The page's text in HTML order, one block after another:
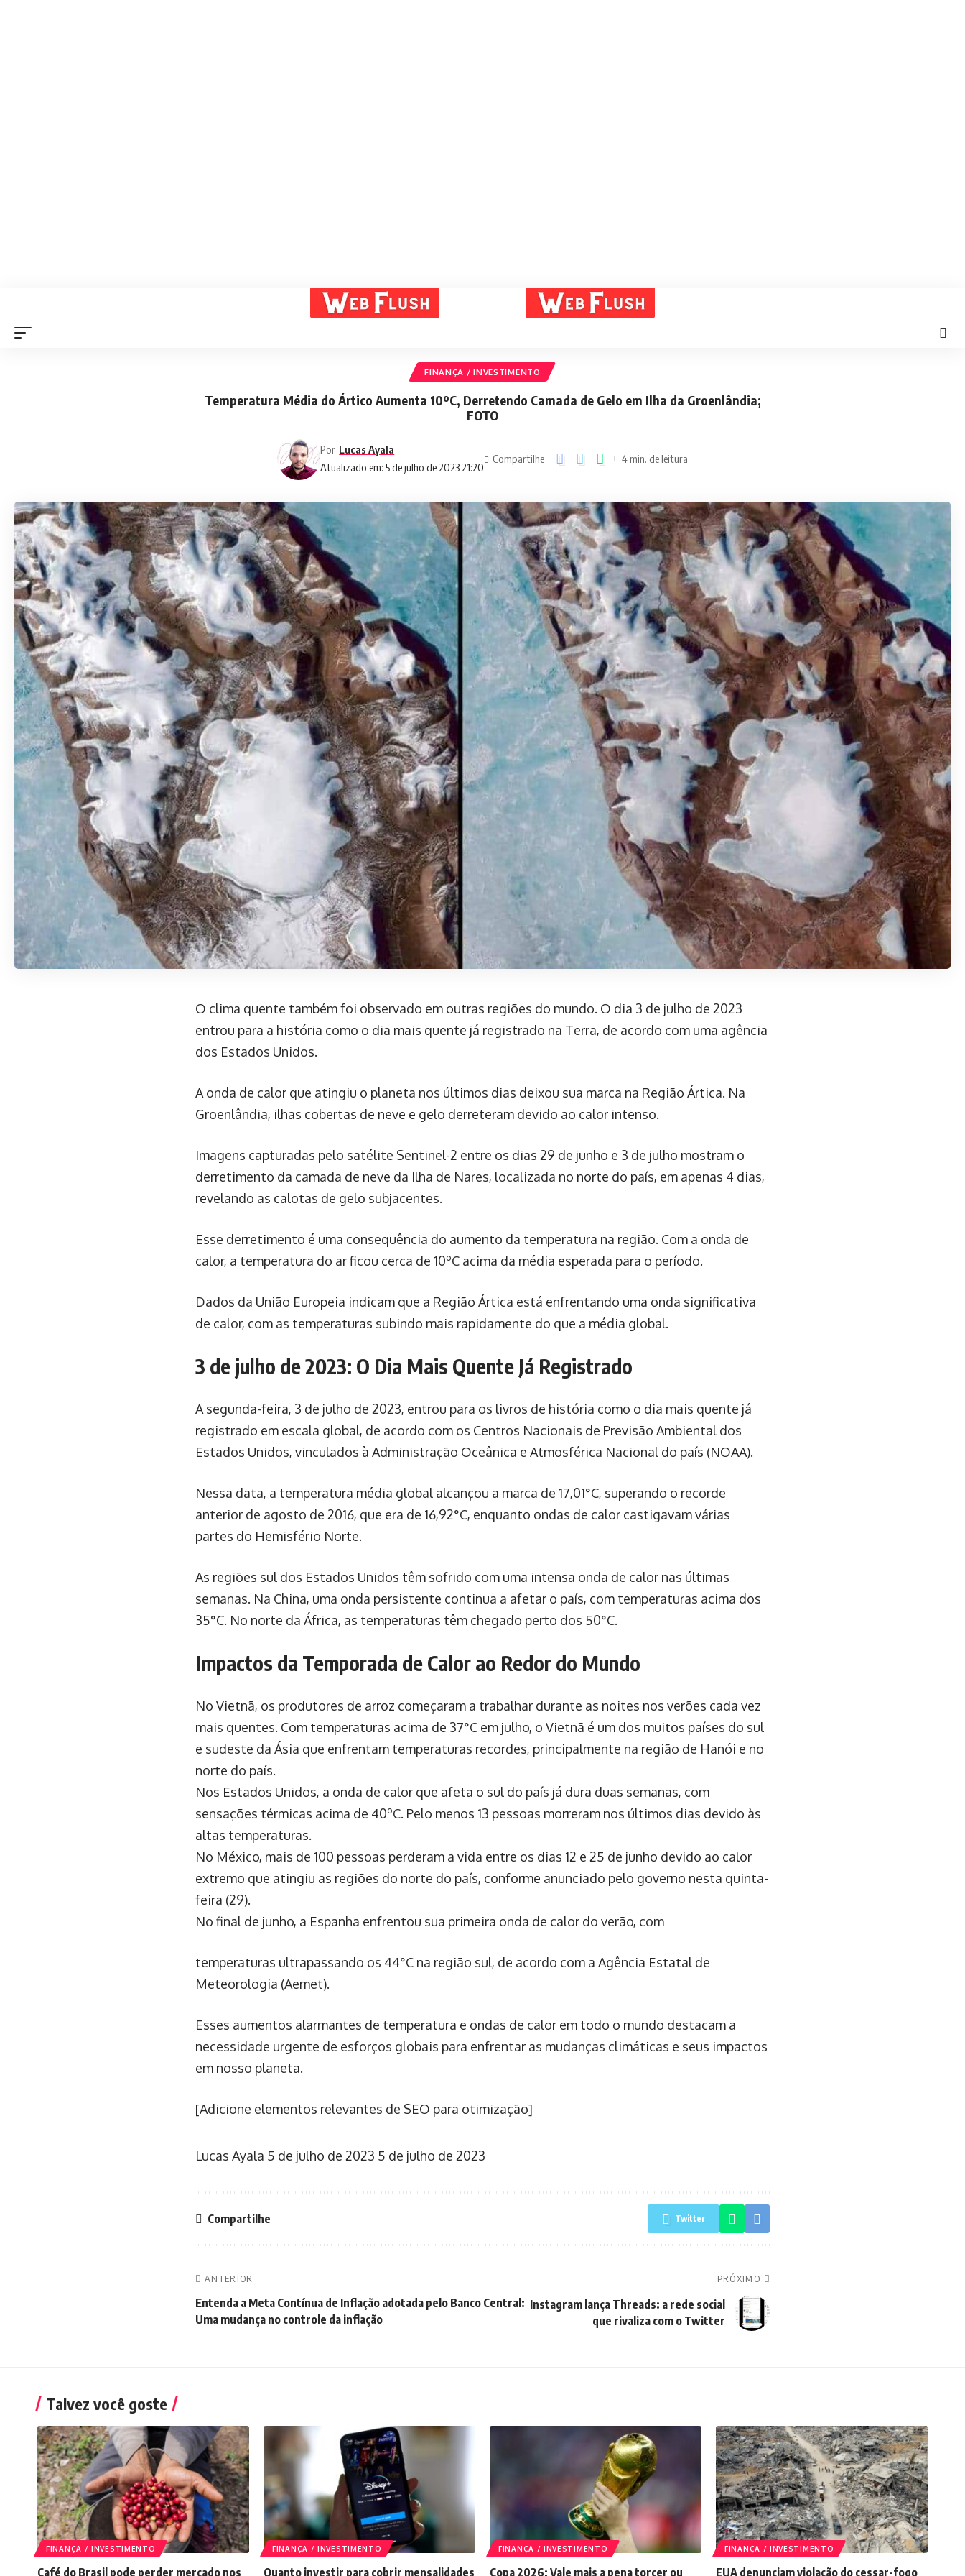
FINANÇA / INVESTIMENTO
Temperatura Média do Ártico Aumenta 10ºC, Derretendo Camada de Gelo em Ilha da Groenlândia;
FOTO
Atualizado em: 5 de julho de 2023 21:20
Por Lucas Ayala
Compartilhe 4 min. de leitura
O clima quente também foi observado em outras regiões do mundo. O dia 3 de julho de 2023
entrou para a história como o dia mais quente já registrado na Terra, de acordo com uma agência
dos Estados Unidos.
A onda de calor que atingiu o planeta nos últimos dias deixou sua marca na Região Ártica. Na
Groenlândia, ilhas cobertas de neve e gelo derreteram devido ao calor intenso.
Imagens capturadas pelo satélite Sentinel-2 entre os dias 29 de junho e 3 de julho mostram o
derretimento da camada de neve da Ilha de Nares, localizada no norte do país, em apenas 4 dias,
revelando as calotas de gelo subjacentes.
Esse derretimento é uma consequência do aumento da temperatura na região. Com a onda de
calor, a temperatura do ar ficou cerca de 10ºC acima da média esperada para o período.
Dados da União Europeia indicam que a Região Ártica está enfrentando uma onda significativa
de calor, com as temperaturas subindo mais rapidamente do que a média global.
3 de julho de 2023: O Dia Mais Quente Já Registrado
A segunda-feira, 3 de julho de 2023, entrou para os livros de história como o dia mais quente já
registrado em escala global, de acordo com os Centros Nacionais de Previsão Ambiental dos
Estados Unidos, vinculados à Administração Oceânica e Atmosférica Nacional do país (NOAA).
Nessa data, a temperatura média global alcançou a marca de 17,01°C, superando o recorde
anterior de agosto de 2016, que era de 16,92°C, enquanto ondas de calor castigavam várias
partes do Hemisfério Norte.
As regiões sul dos Estados Unidos têm sofrido com uma intensa onda de calor nas últimas
semanas. Na China, uma onda persistente continua a afetar o país, com temperaturas acima dos
35°C. No norte da África, as temperaturas têm chegado perto dos 50°C.
Impactos da Temporada de Calor ao Redor do Mundo
No Vietnã, os produtores de arroz começaram a trabalhar durante as noites nos verões cada vez
mais quentes. Com temperaturas acima de 37°C em julho, o Vietnã é um dos muitos países do sul
e sudeste da Ásia que enfrentam temperaturas recordes, principalmente na região de Hanói e no
norte do país.
Nos Estados Unidos, a onda de calor que afeta o sul do país já dura duas semanas, com
sensações térmicas acima de 40ºC. Pelo menos 13 pessoas morreram nos últimos dias devido às
altas temperaturas.
No México, mais de 100 pessoas perderam a vida entre os dias 12 e 25 de junho devido ao calor
extremo que atingiu as regiões do norte do país, conforme anunciado pelo governo nesta quinta-
feira (29).
No final de junho, a Espanha enfrentou sua primeira onda de calor do verão, com
temperaturas ultrapassando os 44°C na região sul, de acordo com a Agência Estatal de
Meteorologia (Aemet).
Esses aumentos alarmantes de temperatura e ondas de calor em todo o mundo destacam a
necessidade urgente de esforços globais para enfrentar as mudanças climáticas e seus impactos
em nosso planeta.
[Adicione elementos relevantes de SEO para otimização]
Lucas Ayala 5 de julho de 2023 5 de julho de 2023
Compartilhe Twitter
ANTERIOR
Entenda a Meta Contínua de Inflação adotada pelo Banco Central:
Uma mudança no controle da inflação
PRÓXIMO
Instagram lança Threads: a rede social
que rivaliza com o Twitter
Talvez você goste
FINANÇA / INVESTIMENTO
Café do Brasil pode perder mercado nos
FINANÇA / INVESTIMENTO
Quanto investir para cobrir mensalidades
FINANÇA / INVESTIMENTO
Copa 2026: Vale mais a pena torcer ou
FINANÇA / INVESTIMENTO
EUA denunciam violação do cessar-fogo